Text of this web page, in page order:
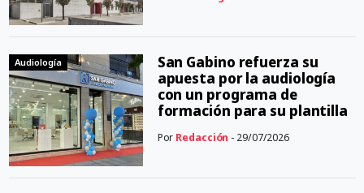
Audiología
San Gabino refuerza su
apuesta por la audiología
con un programa de
formación para su plantilla
Por Redacción - 29/07/2026